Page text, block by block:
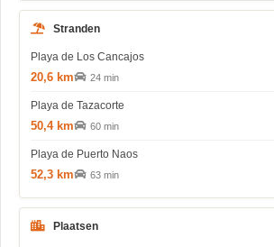
Stranden
Playa de Los Cancajos
20,6 km 24 min
Playa de Tazacorte
50,4 km 60 min
Playa de Puerto Naos
52,3 km 63 min
Plaatsen